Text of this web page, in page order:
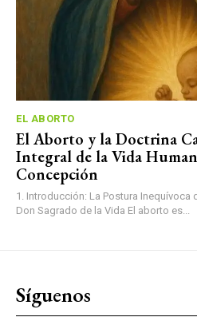
EL ABORTO
El Aborto y la Doctrina
Integral de la Vida
Concepción
1. Introducción: La Postura Inequívoca
Don Sagrado de la Vida El aborto es...
Síguenos